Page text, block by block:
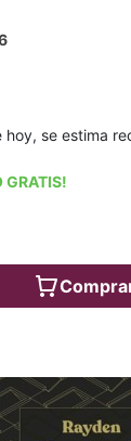
hoy, se estima
GRATIS!